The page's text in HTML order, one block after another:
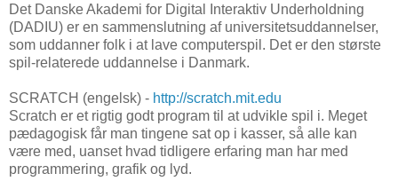
Det Danske Akademi for Digital Interaktiv Underholdning
(DADIU) er en sammenslutning af universitetsuddannelser,
som uddanner folk i at lave computerspil. Det er den største
spil-relaterede uddannelse i Danmark.
SCRATCH (engelsk) - http://scratch.mit.edu
Scratch er et rigtig godt program til at udvikle spil i. Meget
pædagogisk får man tingene sat op i kasser, så alle kan
være med, uanset hvad tidligere erfaring man har med
programmering, grafik og lyd.